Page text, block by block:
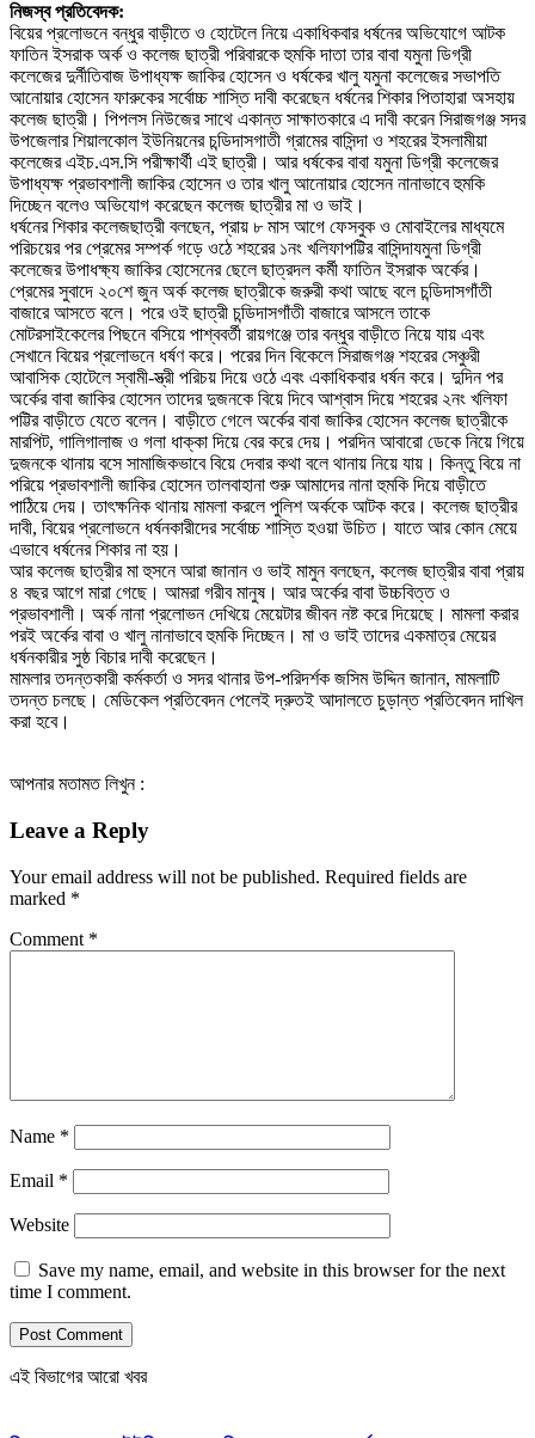
নিজস্ব প্রতিবেদক:
বিয়ের প্রলোভনে বন্ধুর বাড়ীতে ও হোটেলে নিয়ে একাধিকবার ধর্ষনের অভিযোগে আটক
ফাতিন ইসরাক অর্ক ও কলেজ ছাত্রী পরিবারকে হুমকি দাতা তার বাবা যমুনা ডিগ্রী
কলেজের দুর্নীতিবাজ উপাধ্যক্ষ জাকির হোসেন ও ধর্ষকের খালু যমুনা কলেজের সভাপতি
আনোয়ার হোসেন ফারুকের সর্বোচ্চ শাস্তি দাবী করেছেন ধর্ষনের শিকার পিতাহারা অসহায়
কলেজ ছাত্রী। পিপলস নিউজের সাথে একান্ত সাক্ষাতকারে এ দাবী করেন সিরাজগঞ্জ সদর
উপজেলার শিয়ালকোল ইউনিয়নের চন্ডিদাসগাতী গ্রামের বাসিন্দা ও শহরের ইসলামীয়া
কলেজের এইচ.এস.সি পরীক্ষার্থী এই ছাত্রী। আর ধর্ষকের বাবা যমুনা ডিগ্রী কলেজের
উপাধ্যক্ষ প্রভাবশালী জাকির হোসেন ও তার খালু আনোয়ার হোসেন নানাভাবে হুমকি
দিচ্ছেন বলেও অভিযোগ করেছেন কলেজ ছাত্রীর মা ও ভাই।
ধর্ষনের শিকার কলেজছাত্রী বলছেন, প্রায় ৮ মাস আগে ফেসবুক ও মোবাইলের মাধ্যমে
পরিচয়ের পর প্রেমের সম্পর্ক গড়ে ওঠে শহরের ১নং খলিফাপট্টির বাসিন্দাযমুনা ডিগ্রী
কলেজের উপাধক্ষ্য জাকির হোসেনের ছেলে ছাত্রদল কর্মী ফাতিন ইসরাক অর্কের।
প্রেমের সুবাদে ২০শে জুন অর্ক কলেজ ছাত্রীকে জরুরী কথা আছে বলে চন্ডিদাসগাঁতী
বাজারে আসতে বলে। পরে ওই ছাত্রী চন্ডিদাসগাঁতী বাজারে আসলে তাকে
মোটরসাইকেলের পিছনে বসিয়ে পাশ্ববর্তী রায়গঞ্জে তার বন্ধুর বাড়ীতে নিয়ে যায় এবং
সেখানে বিয়ের প্রলোভনে ধর্ষণ করে। পরের দিন বিকেলে সিরাজগঞ্জ শহরের সেঞ্চুরী
আবাসিক হোটেলে স্বামী-স্ত্রী পরিচয় দিয়ে ওঠে এবং একাধিকবার ধর্ষন করে। দুদিন পর
অর্কের বাবা জাকির হোসেন তাদের দুজনকে বিয়ে দিবে আশ্বাস দিয়ে শহরের ২নং খলিফা
পট্টির বাড়ীতে যেতে বলেন। বাড়ীতে গেলে অর্কের বাবা জাকির হোসেন কলেজ ছাত্রীকে
মারপিট, গালিগালাজ ও গলা ধাক্কা দিয়ে বের করে দেয়। পরদিন আবারো ডেকে নিয়ে গিয়ে
দুজনকে থানায় বসে সামাজিকভাবে বিয়ে দেবার কথা বলে থানায় নিয়ে যায়। কিন্তু বিয়ে না
পরিয়ে প্রভাবশালী জাকির হোসেন তালবাহানা শুরু আমাদের নানা হুমকি দিয়ে বাড়ীতে
পাঠিয়ে দেয়। তাৎক্ষনিক থানায় মামলা করলে পুলিশ অর্ককে আটক করে। কলেজ ছাত্রীর
দাবী, বিয়ের প্রলোভনে ধর্ষনকারীদের সর্বোচ্চ শাস্তি হওয়া উচিত। যাতে আর কোন মেয়ে
এভাবে ধর্ষনের শিকার না হয়।
আর কলেজ ছাত্রীর মা হুসনে আরা জানান ও ভাই মামুন বলছেন, কলেজ ছাত্রীর বাবা প্রায়
৪ বছর আগে মারা গেছে। আমরা গরীব মানুষ। আর অর্কের বাবা উচ্চবিত্ত ও
প্রভাবশালী। অর্ক নানা প্রলোভন দেখিয়ে মেয়েটার জীবন নষ্ট করে দিয়েছে। মামলা করার
পরই অর্কের বাবা ও খালু নানাভাবে হুমকি দিচ্ছেন। মা ও ভাই তাদের একমাত্র মেয়ের
ধর্ষনকারীর সুষ্ঠ বিচার দাবী করেছেন।
মামলার তদন্তকারী কর্মকর্তা ও সদর থানার উপ-পরিদর্শক জসিম উদ্দিন জানান, মামলাটি
তদন্ত চলছে। মেডিকেল প্রতিবেদন পেলেই দ্রুতই আদালতে চুড়ান্ত প্রতিবেদন দাখিল
করা হবে।
আপনার মতামত লিখুন :
Leave a Reply
Your email address will not be published. Required fields are
marked *
Comment *
Name *
Email *
Website
Save my name, email, and website in this browser for the next
time I comment.
এই বিভাগের আরো খবর